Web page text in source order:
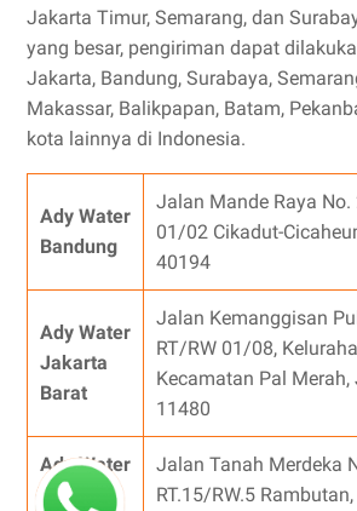
Jakarta Timur, Semarang, dan
yang besar, pengiriman dapat
Jakarta, Bandung, Surabaya,
Makassar, Balikpapan, Batam,
kota lainnya di Indonesia.
Ady Water
Bandung
Jalan Mande Raya No.
01/02 Cikadut-
40194
Ady Water
Jakarta
Barat
Jalan Kemanggisan
RT/RW 01/08,
Kecamatan Pal
11480
Ady Water
Jakarta
Jalan Tanah Merdeka
RT.15/RW.5